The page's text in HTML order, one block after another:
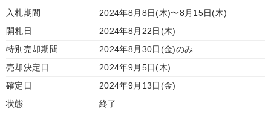
入札期間
2024年8月8日(木)〜8月15日(木)
開札日
2024年8月22日(木)
特別売却期間
2024年8月30日(金)のみ
売却決定日
2024年9月5日(木)
確定日
2024年9月13日(金)
状態
終了